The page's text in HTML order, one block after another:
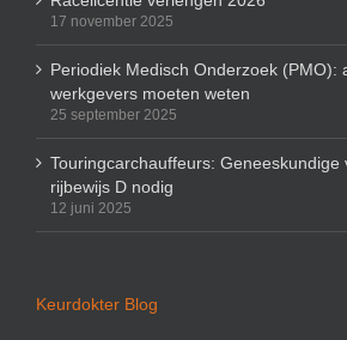
17 november 2025
Periodiek Medisch Onderzoek (PMO):
werkgevers moeten weten
25 september 2025
Touringcarchauffeurs: Geneeskundige
rijbewijs D nodig
12 juni 2025
Keurdokter Blog